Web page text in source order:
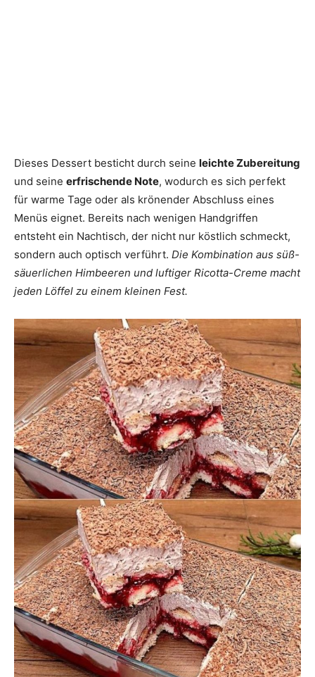
Dieses Dessert besticht durch seine leichte Zubereitung
und seine erfrischende Note, wodurch es sich perfekt
für warme Tage oder als krönender Abschluss eines
Menüs eignet. Bereits nach wenigen Handgriffen
entsteht ein Nachtisch, der nicht nur köstlich schmeckt,
sondern auch optisch verführt. Die Kombination aus süß-
säuerlichen Himbeeren und luftiger Ricotta-Creme macht
jeden Löffel zu einem kleinen Fest.